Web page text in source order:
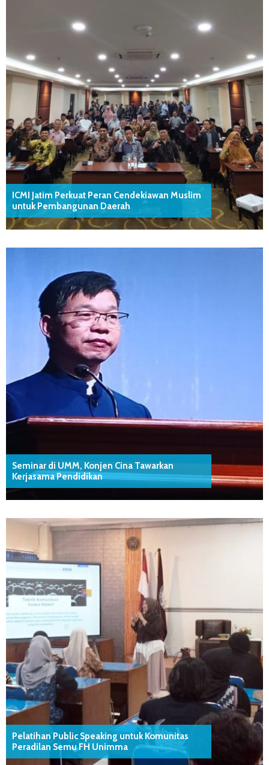
ICMI Jatim Perkuat Peran Cendekiawan Muslim
untuk Pembangunan Daerah
Seminar di UMM, Konjen Cina Tawarkan
Kerjasama Pendidikan
Pelatihan Public Speaking untuk Komunitas
Peradilan Semu FH Unimma